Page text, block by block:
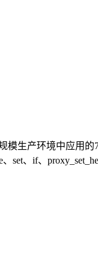
生产环境中应用
、if、